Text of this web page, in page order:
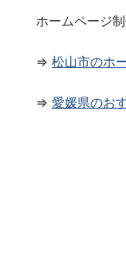
ホームページ
⇒ 松山市のホ
⇒ 愛媛県のお